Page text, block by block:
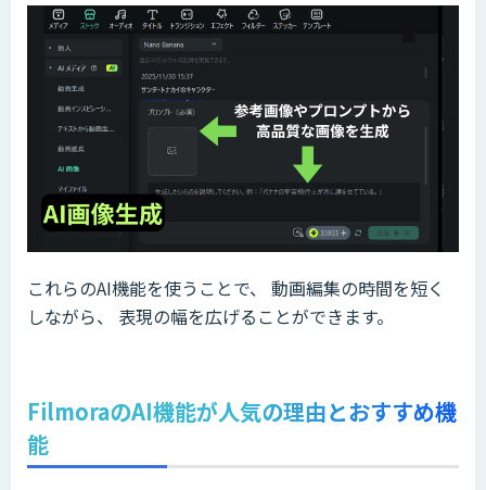
これらのAI機能を使うことで、 動画編集の時間を短く
しながら、 表現の幅を広げることができます。
FilmoraのAI機能が人気の理由とおすすめ機
能